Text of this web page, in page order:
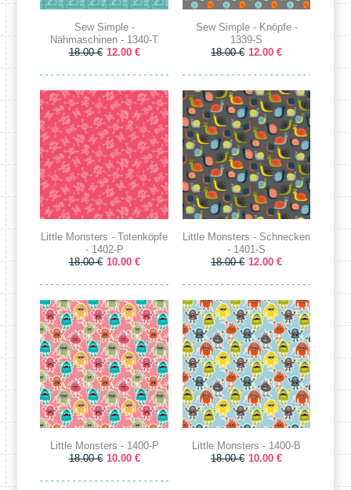
Sew Simple -
Nähmaschinen - 1340-T
18.00 € 12.00 €
Sew Simple - Knöpfe -
1339-S
18.00 € 12.00 €
Little Monsters - Totenköpfe
- 1402-P
18.00 € 10.00 €
Little Monsters - Schnecken
- 1401-S
18.00 € 12.00 €
Little Monsters - 1400-P
18.00 € 10.00 €
Little Monsters - 1400-B
18.00 € 10.00 €